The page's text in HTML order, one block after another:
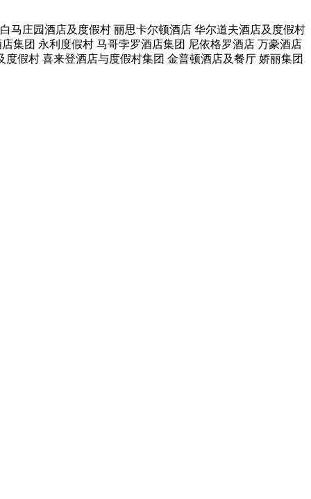
白马庄园酒店及度假村 丽思卡尔顿酒店 华尔道夫酒店及度假村
集团 永利度假村 马哥孛罗酒店集团 尼依格罗酒店 万豪酒店
度假村 喜来登酒店与度假村集团 金普顿酒店及餐厅 娇丽集团